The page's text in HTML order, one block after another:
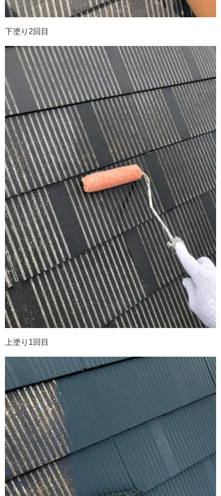
下塗り2回目
上塗り1回目